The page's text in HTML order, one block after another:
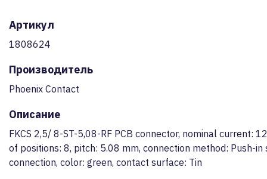
Артикул
1808624
Производитель
Phoenix Contact
Описание
FKCS 2,5/ 8-ST-5,08-RF PCB connector, nominal current:
of positions: 8, pitch: 5.08 mm, connection method: Push-in
connection, color: green, contact surface: Tin